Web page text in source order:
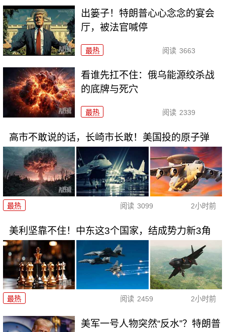
出篓子！特朗普心心念念的宴会
厅，被法官喊停
最热 阅读 3663
看谁先扛不住：俄乌能源绞杀战
的底牌与死穴
最热 阅读 2339
高市不敢说的话，长崎市长敢！美国投的原子弹
最热 阅读 3099 2小时前
美利坚靠不住！中东这3个国家，结成势力新3角
最热 阅读 2459 2小时前
美军一号人物突然“反水”？特朗普